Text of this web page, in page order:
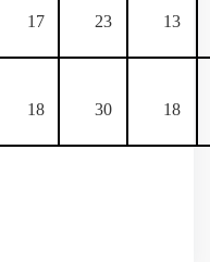
17 23 13
18 30 18